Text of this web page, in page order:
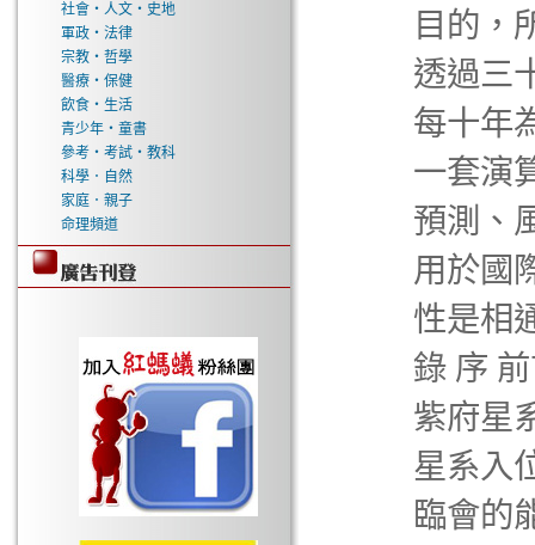
社會‧人文‧史地
軍政‧法律
宗教‧哲學
醫療‧保健
飲食‧生活
青少年‧童書
參考‧考試‧教科
科學．自然
家庭．親子
命理頻道
目的，
透過三
每十年
一套演
預測、
用於國
性是相
錄 序
紫府星
星系入
臨會的